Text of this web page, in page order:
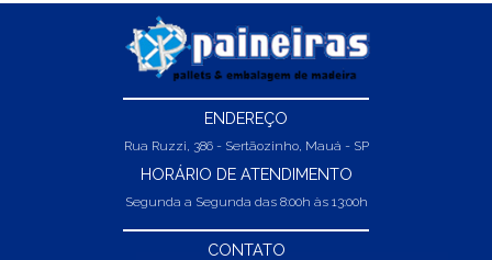
ENDEREÇO
Rua Ruzzi, 386 - Sertãozinho, Mauá - SP
HORÁRIO DE ATENDIMENTO
Segunda a Segunda das 8:00h às 13:00h
CONTATO